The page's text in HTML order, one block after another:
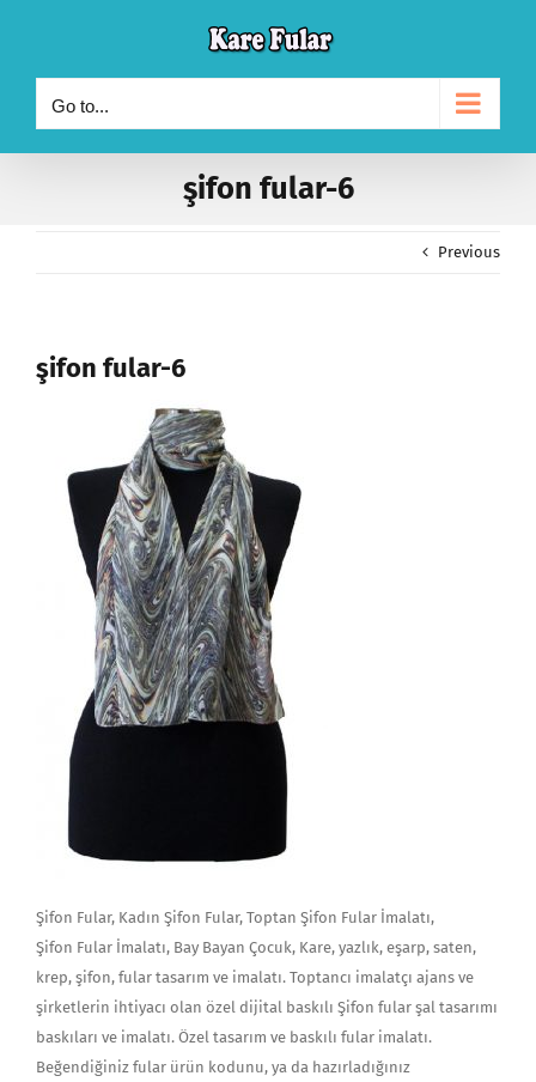
content
Go to...
şifon fular-6
Previous
şifon fular-6
Şifon Fular, Kadın Şifon Fular, Toptan Şifon Fular İmalatı,
Şifon Fular İmalatı, Bay Bayan Çocuk, Kare, yazlık, eşarp, saten,
krep, şifon, fular tasarım ve imalatı. Toptancı imalatçı ajans ve
şirketlerin ihtiyacı olan özel dijital baskılı Şifon fular şal tasarımı
baskıları ve imalatı. Özel tasarım ve baskılı fular imalatı.
Beğendiğiniz fular ürün kodunu, ya da hazırladığınız